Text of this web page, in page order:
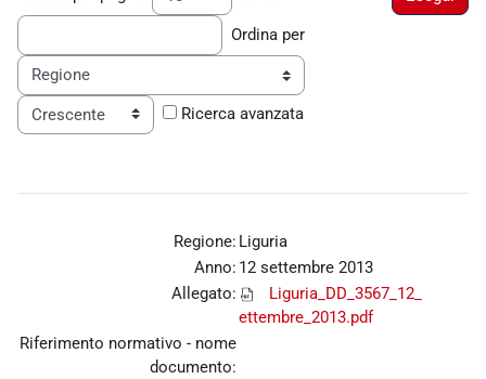
Ordina per
Ricerca avanzata
Regione: Liguria
Anno: 12 settembre 2013
Allegato:
Liguria_DD_3567_12_
ettembre_2013.pdf
Riferimento normativo - nome
documento: